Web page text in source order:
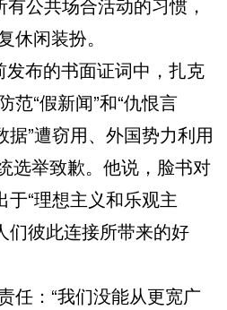
公共场合活动的习惯，
休闲装扮。
布的书面证词中，扎克
范“假新闻”和“仇恨言
据”遭窃用、外国势力利用
选举致歉。他说，脸书对
于“理想主义和乐观主
们彼此连接所带来的好
：“我们没能从更宽广